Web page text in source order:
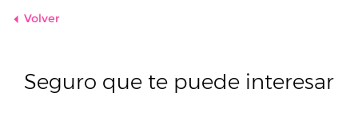
Volver
Seguro que te puede interesar